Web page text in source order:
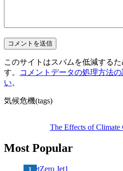
このサイトはスパムを低減する
す。
コメントデータの処理方法
い。
気候危機(tags)
The Effects of Climate
Most Popular